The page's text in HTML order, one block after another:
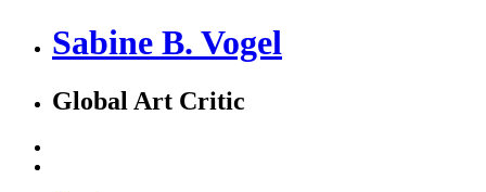
Sabine B. Vogel
Global Art Critic